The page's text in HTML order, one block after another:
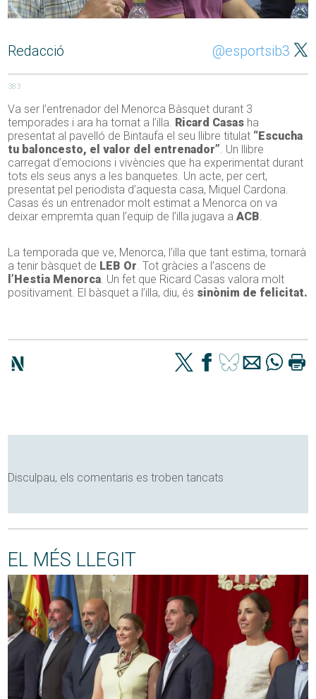
Redacció @esportsib3
383
Va ser l’entrenador del Menorca Bàsquet durant 3
temporades i ara ha tornat a l’illa. Ricard Casas ha
presentat al pavelló de Bintaufa el seu llibre titulat “Escucha
tu baloncesto, el valor del entrenador”. Un llibre
carregat d’emocions i vivències que ha experimentat durant
tots els seus anys a les banquetes. Un acte, per cert,
presentat pel periodista d’aquesta casa, Miquel Cardona.
Casas és un entrenador molt estimat a Menorca on va
deixar empremta quan l’equip de l’illa jugava aACB.
La temporada que ve, Menorca, l’illa que tant estima, tornarà
a tenir bàsquet de LEB Or. Tot gràcies a l’ascens de
l’Hestia Menorca. Un fet que Ricard Casas valora molt
positivament. El bàsquet a l’illa, diu, és sinònim de felicitat.
Disculpau, els comentaris es troben tancats
EL MÉS LLEGIT